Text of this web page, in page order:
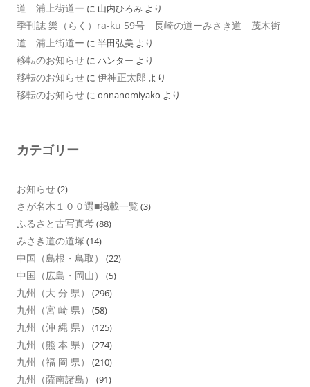
道 浦上街道ー に 山内ひろみ より
季刊誌 樂（らく）ra-ku 59号 長崎の道ーみさき道 茂木街
道 浦上街道ー に 半田弘美 より
移転のお知らせ に ハンター より
移転のお知らせ に 伊神正太郎 より
移転のお知らせ に onnanomiyako より
カテゴリー
お知らせ(2)
さが名木１００選■掲載一覧 (3)
ふるさと古写真考(88)
みさき道の道塚 (14)
中国（島根・鳥取） (22)
中国（広島・岡山） (5)
九州（大 分 県） (296)
九州（宮 崎 県） (58)
九州（沖 縄 県） (125)
九州（熊 本 県） (274)
九州（福 岡 県） (210)
九州（薩南諸島） (91)